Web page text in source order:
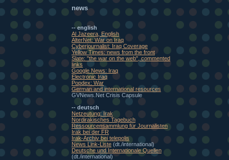
news
-- english
Al Jazeera, English
AlterNet: War on Iraq
Cyberjournalist: Iraq Coverage
Yellow Times: news from the front
Slate: "the war on the web", commented
links
Google News: Iraq
Electronic Iraq
Popdex: War
German and international resources
GVNews.Net Crisis Capsule
-- deutsch
Netzeutung: Irak
Nordirakisches Tagebuch
Ressourcensammlung für Journalisten
Irak bei der FR
Irak-Archiv bei telepolis
News Link-Liste (dt./international)
Deutsche und Internationale Quellen
(dt./international)